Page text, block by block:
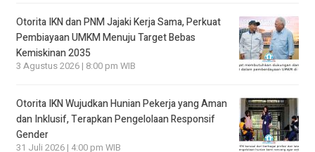
Otorita IKN dan PNM Jajaki Kerja Sama, Perkuat
Pembiayaan UMKM Menuju Target Bebas
Kemiskinan 2035
3 Agustus 2026 | 8:00 pm WIB
Otorita IKN Wujudkan Hunian Pekerja yang Aman
dan Inklusif, Terapkan Pengelolaan Responsif
Gender
31 Juli 2026 | 4:00 pm WIB